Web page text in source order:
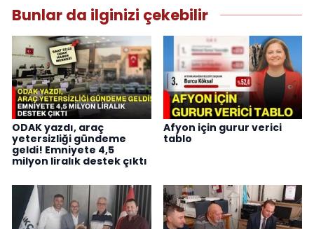
Bunlar da ilginizi çekebilir
ODAK yazdı, araç
yetersizliği gündeme
geldi! Emniyete 4,5
milyon liralık destek çıktı
Afyon için gurur verici
tablo